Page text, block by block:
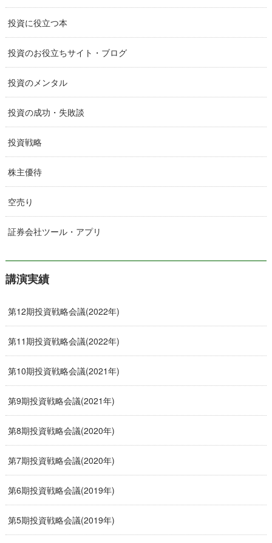
投資に役立つ本
投資のお役立ちサイト・ブログ
投資のメンタル
投資の成功・失敗談
投資戦略
株主優待
空売り
証券会社ツール・アプリ
講演実績
第12期投資戦略会議(2022年)
第11期投資戦略会議(2022年)
第10期投資戦略会議(2021年)
第9期投資戦略会議(2021年)
第8期投資戦略会議(2020年)
第7期投資戦略会議(2020年)
第6期投資戦略会議(2019年)
第5期投資戦略会議(2019年)